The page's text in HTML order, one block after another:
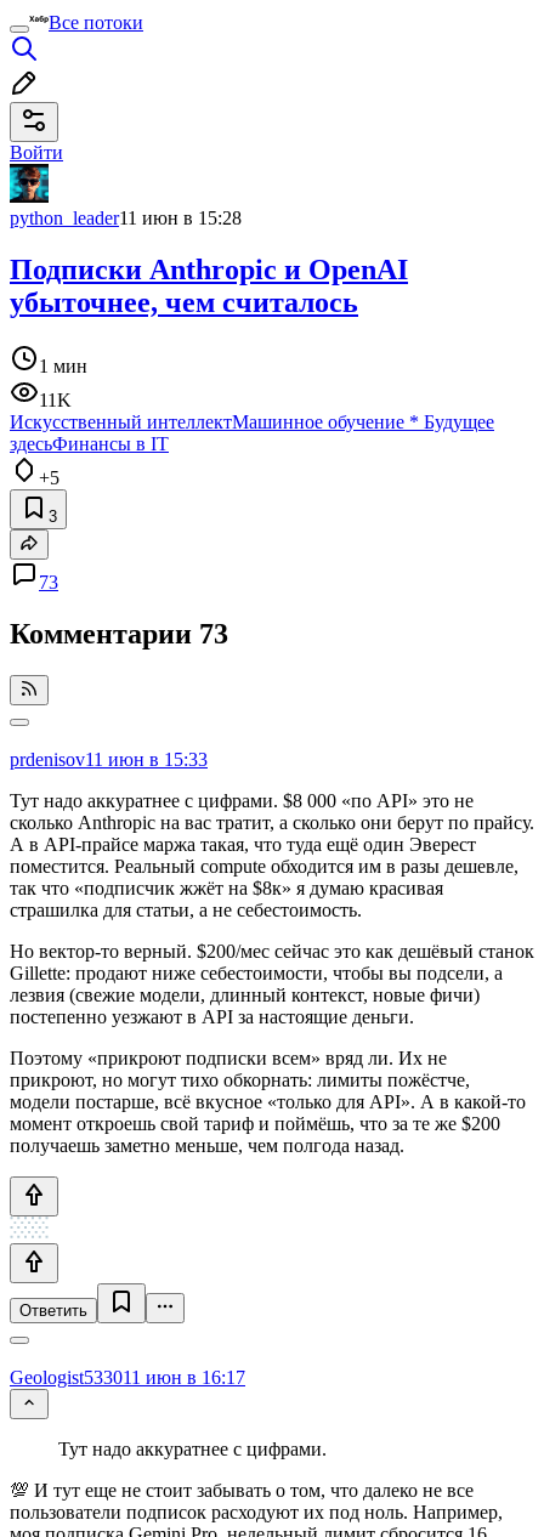
Все потоки
Войти
python_leader11 июн в 15:28
Подписки Anthropic и OpenAI
убыточнее, чем считалось
1 мин
11K
Искусственный интеллектМашинное обучение * Будущее
здесьФинансы в IT
+5
3
73
Комментарии 73
prdenisov11 июн в 15:33
Тут надо аккуратнее с цифрами. $8 000 «по API» это не
сколько Anthropic на вас тратит, а сколько они берут по прайсу.
А в API-прайсе маржа такая, что туда ещё один Эверест
поместится. Реальный compute обходится им в разы дешевле,
так что «подписчик жжёт на $8к» я думаю красивая
страшилка для статьи, а не себестоимость.
Но вектор-то верный. $200/мес сейчас это как дешёвый станок
Gillette: продают ниже себестоимости, чтобы вы подсели, а
лезвия (свежие модели, длинный контекст, новые фичи)
постепенно уезжают в API за настоящие деньги.
Поэтому «прикроют подписки всем» вряд ли. Их не
прикроют, но могут тихо обкорнать: лимиты пожёстче,
модели постарше, всё вкусное «только для API». А в какой-то
момент откроешь свой тариф и поймёшь, что за те же $200
получаешь заметно меньше, чем полгода назад.
Ответить
Geologist533011 июн в 16:17
Тут надо аккуратнее с цифрами.
💯 И тут еще не стоит забывать о том, что далеко не все
пользователи подписок расходуют их под ноль. Например,